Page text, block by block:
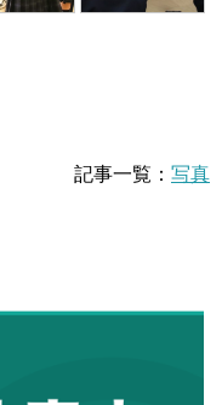
記事一覧： 写真